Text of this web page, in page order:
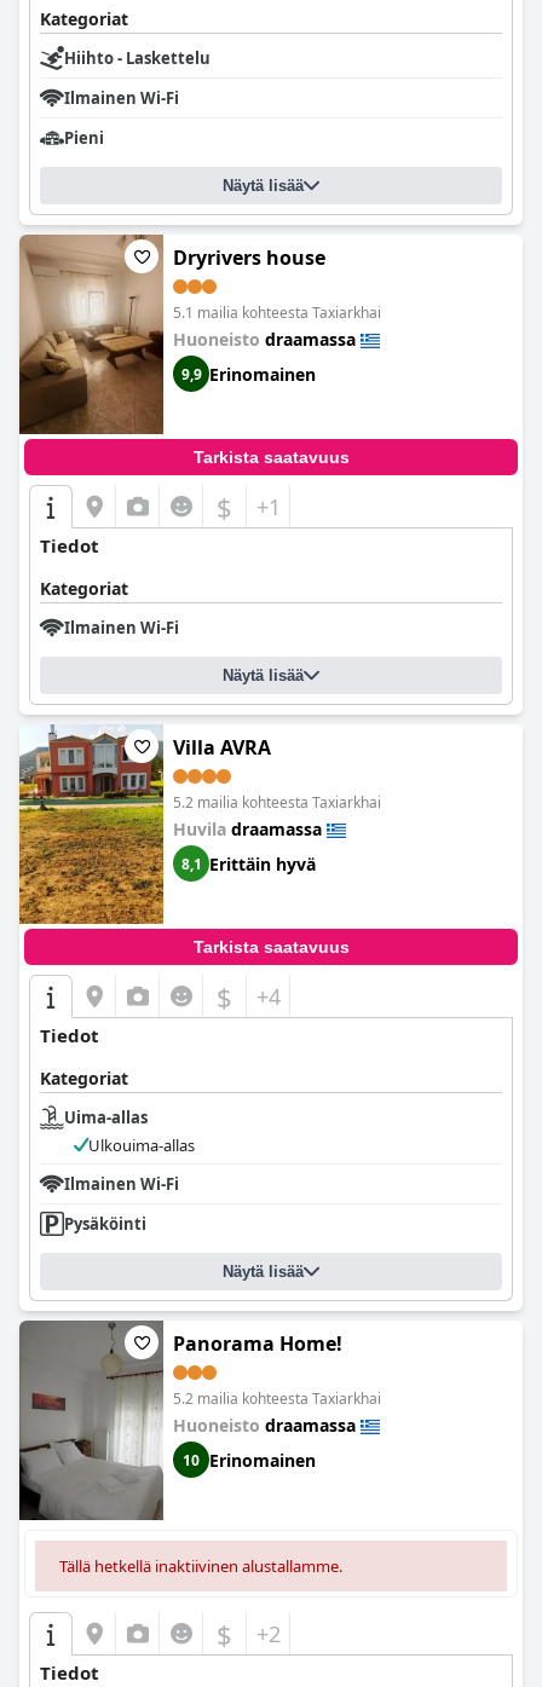
Kategoriat
Hiihto - Laskettelu
Ilmainen Wi-Fi
Pieni
Näytä lisää
Dryrivers house
5.1 mailia kohteesta Taxiarkhai
Huoneisto draamassa
9,9 Erinomainen
Tarkista saatavuus
$ +1
Tiedot
Kategoriat
Ilmainen Wi-Fi
Näytä lisää
Villa AVRA
5.2 mailia kohteesta Taxiarkhai
Huvila draamassa
8,1 Erittäin hyvä
Tarkista saatavuus
$ +4
Tiedot
Kategoriat
Uima-allas
Ulkouima-allas
Ilmainen Wi-Fi
Pysäköinti
Näytä lisää
Panorama Home!
5.2 mailia kohteesta Taxiarkhai
Huoneisto draamassa
10 Erinomainen
Tällä hetkellä inaktiivinen alustallamme.
$ +2
Tiedot